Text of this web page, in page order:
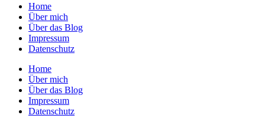
Home
Über mich
Über das Blog
Impressum
Datenschutz
Home
Über mich
Über das Blog
Impressum
Datenschutz